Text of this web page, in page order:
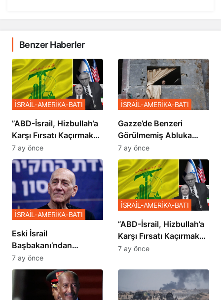
Benzer Haberler
​​​​​​​”ABD-İsrail, Hizbullah’a
Karşı Fırsatı Kaçırmak
İstemiyor”
İSRAİL-AMERİKA-BATI
7 ay önce
​​​​​​​Gazze’de Benzeri
Görülmemiş Abluka
Planı
İSRAİL-AMERİKA-BATI
7 ay önce
Eski İsrail
Başbakanı’ndan
Netanyahu’ya Ağır
Sözler
İSRAİL-AMERİKA-BATI
7 ay önce
​​​​​​​”ABD-İsrail, Hizbullah’a
Karşı Fırsatı Kaçırmak
İstemiyor”
İSRAİL-AMERİKA-BATI
7 ay önce